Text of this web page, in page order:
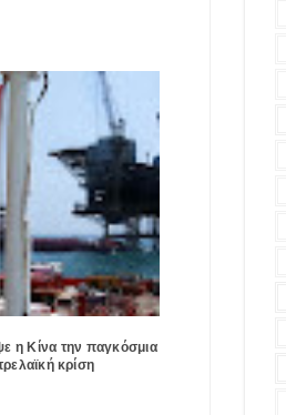
η Κίνα την παγκόσμια
κρίση